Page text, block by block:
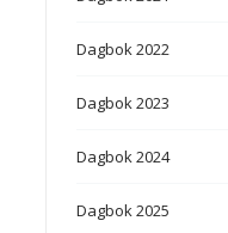
Dagbok 2022
Dagbok 2023
Dagbok 2024
Dagbok 2025